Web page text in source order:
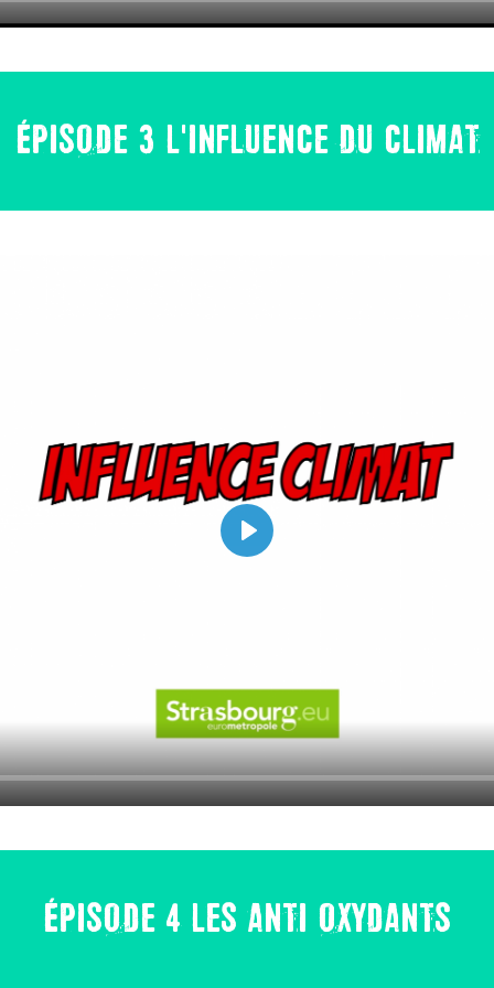
ÉPISODE 3 L'INFLUENCE DU CLIMAT
PLAY
ÉPISODE 4 LES ANTI OXYDANTS